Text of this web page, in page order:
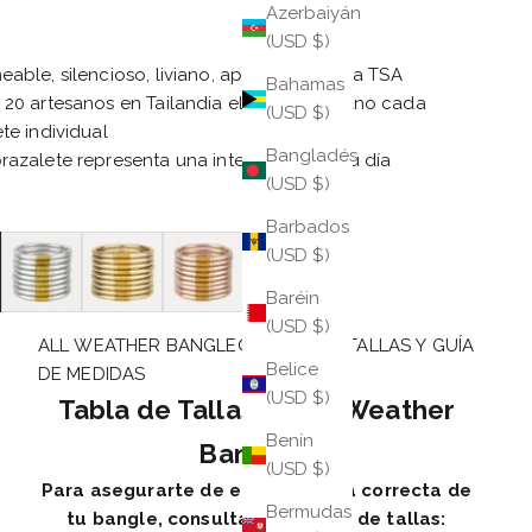
Azerbaiyán
(USD $)
Bahamas
(USD $)
Bangladés
(USD $)
Barbados
(USD $)
Baréin
(USD $)
Belice
(USD $)
Benín
(USD $)
Bermudas
silencioso, liviano, aprobado por la TSA
20 artesanos en Tailandia elaboran a mano cada
individual
representa una intención para tu día
ALL WEATHER BANGLE® TABLA DE TALLAS Y GUÍA
DE MEDIDAS
Tabla de Tallas de All Weather
Bangle®
Para asegurarte de elegir la talla correcta de
tu bangle, consulta esta tabla de tallas: